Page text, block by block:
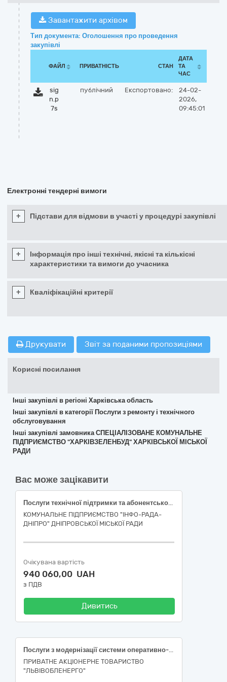
Завантажити архівом
Тип документа: Оголошення про проведення
закупівлі
ФАЙЛ ПРИВАТНІСТЬ СТАН
ДАТА
ТА
ЧАС
sig
n.p
7s
публічний Експортовано:
24-02-
2026,
09:45:01
Електронні тендерні вимоги
+ Підстави для відмови в участі у процедурі закупівлі
+
Інформація про інші технічні, якісні та кількісні
характеристики та вимоги до учасника
+ Кваліфікаційні критерії
Друкувати Звіт за поданими пропозиціями
Корисні посилання
Інші закупівлі в регіоні Харківська область
Інші закупівлі в категорії Послуги з ремонту і технічного
обслуговування
Інші закупівлі замовника СПЕЦІАЛІЗОВАНЕ КОМУНАЛЬНЕ
ПІДПРИЄМСТВО "ХАРКІВЗЕЛЕНБУД" ХАРКІВСЬКОЇ МІСЬКОЇ
РАДИ
Вас може зацікавити
Послуги технічної підтримки та абонентського обслуговування резервного каналу зв’язку стандартного пакету супутникового інтернету
КОМУНАЛЬНЕ ПІДПРИЄМСТВО "ІНФО-РАДА-
ДНІПРО" ДНІПРОВСЬКОЇ МІСЬКОЇ РАДИ
Очікувана вартість
940 060,00 UAH
з ПДВ
Дивитись
Послуги з модернізації системи оперативно-диспетчерського зв'язку ПрАТ "Львівобленерго" (Інвестиційна програма ПрАТ "Львівобленерго" на 2026 рік, розділ 5, пункт 5.2; 5.3)
ПРИВАТНЕ АКЦІОНЕРНЕ ТОВАРИСТВО
"ЛЬВІВОБЛЕНЕРГО"